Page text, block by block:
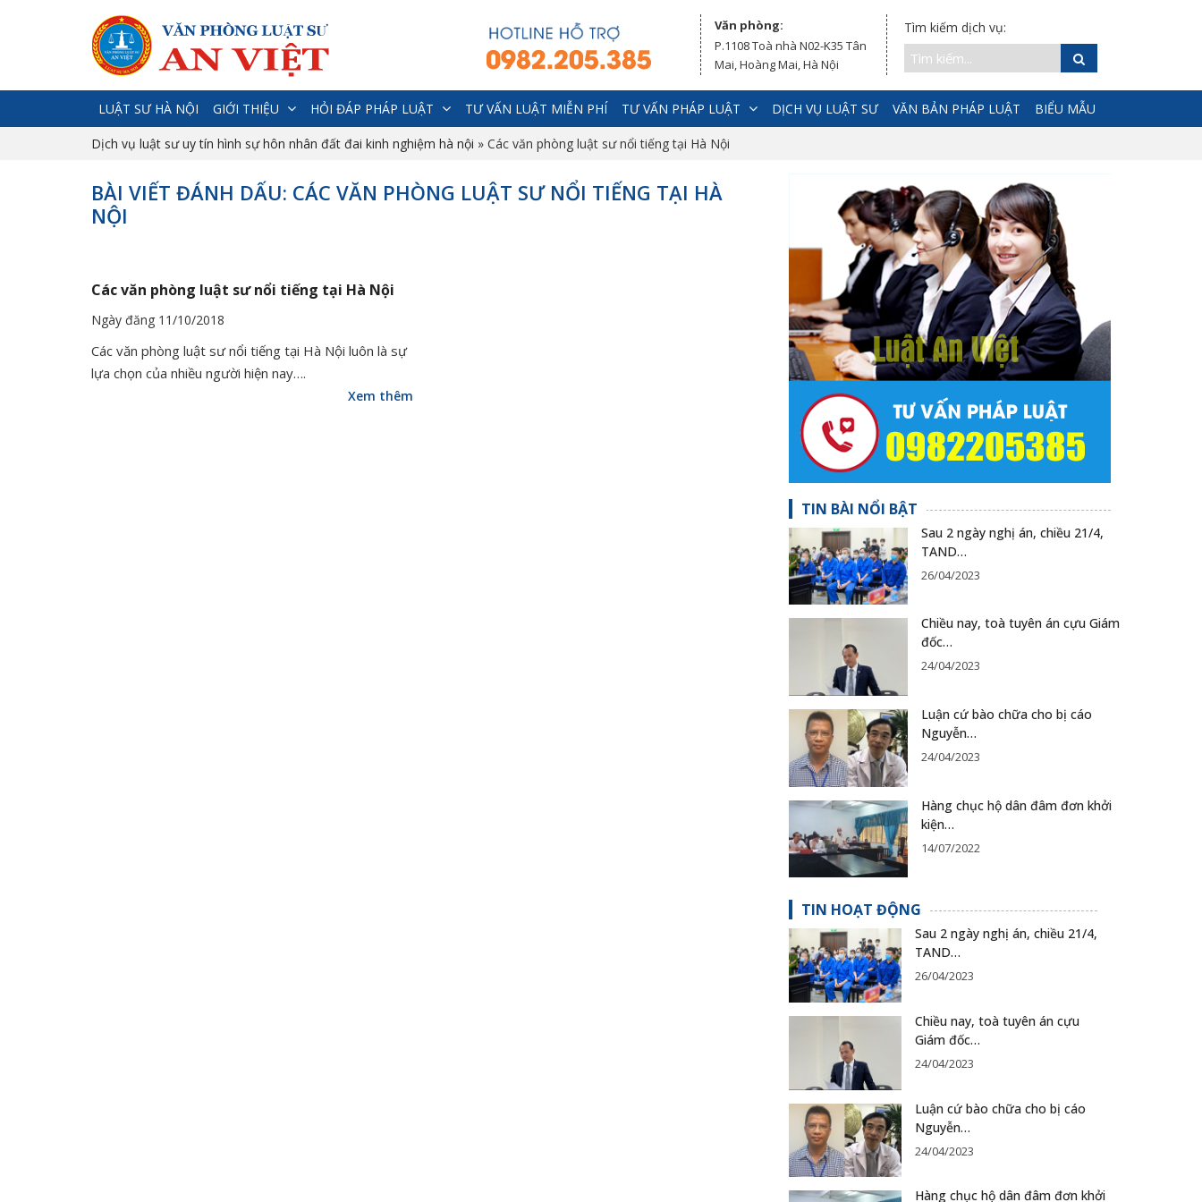
Văn phòng:
P.1108 Toà nhà N02-K35 Tân
Mai, Hoàng Mai, Hà Nội
Tìm kiếm dịch vụ:
LUẬT SƯ HÀ NỘI GIỚI THIỆU HỎI ĐÁP PHÁP LUẬT TƯ VẤN LUẬT MIỄN PHÍ TƯ VẤN PHÁP LUẬT DỊCH VỤ LUẬT SƯ VĂN BẢN PHÁP LUẬT BIỂU MẪU
Dịch vụ luật sư uy tín hình sự hôn nhân đất đai kinh nghiệm hà nội » Các văn phòng luật sư nổi tiếng tại Hà Nội
BÀI VIẾT ĐÁNH DẤU: CÁC VĂN PHÒNG LUẬT SƯ NỔI TIẾNG TẠI HÀ
NỘI
Các văn phòng luật sư nổi tiếng tại Hà Nội
Ngày đăng 11/10/2018
Các văn phòng luật sư nổi tiếng tại Hà Nội luôn là sự
lựa chọn của nhiều người hiện nay….
Xem thêm
TIN BÀI NỔI BẬT
Sau 2 ngày nghị án, chiều 21/4,
TAND…
26/04/2023
Chiều nay, toà tuyên án cựu Giám
đốc…
24/04/2023
Luận cứ bào chữa cho bị cáo
Nguyễn…
24/04/2023
Hàng chục hộ dân đâm đơn khởi
kiện…
14/07/2022
TIN HOẠT ĐỘNG
Sau 2 ngày nghị án, chiều 21/4,
TAND…
26/04/2023
Chiều nay, toà tuyên án cựu
Giám đốc…
24/04/2023
Luận cứ bào chữa cho bị cáo
Nguyễn…
24/04/2023
Hàng chục hộ dân đâm đơn khởi